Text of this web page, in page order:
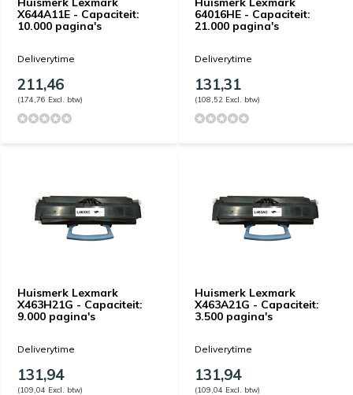
X644A11E - Capaciteit:
10.000 pagina's
Deliverytime
211,46
(174,76 Excl. btw)
64016HE - Capaciteit:
21.000 pagina's
Deliverytime
131,31
(108,52 Excl. btw)
Huismerk Lexmark
X463H21G - Capaciteit:
9.000 pagina's
Deliverytime
131,94
(109,04 Excl. btw)
Huismerk Lexmark
X463A21G - Capaciteit:
3.500 pagina's
Deliverytime
131,94
(109,04 Excl. btw)